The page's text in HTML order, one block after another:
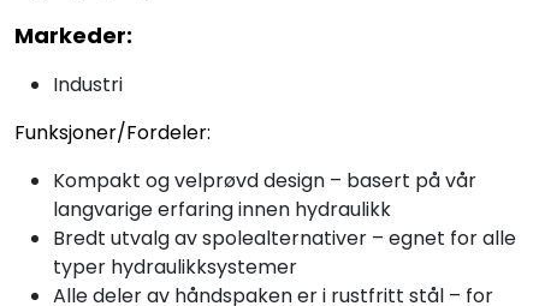
Markeder:
Industri
Funksjoner/Fordeler:
Kompakt og velprøvd design – basert på vår
langvarige erfaring innen hydraulikk
Bredt utvalg av spolealternativer – egnet for alle
typer hydraulikksystemer
Alle deler av håndspaken er i rustfritt stål – for